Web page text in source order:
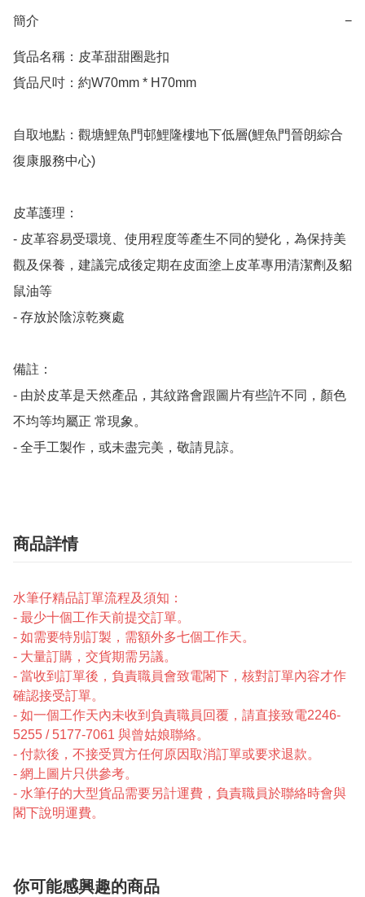
簡介 −
貨品名稱：皮革甜甜圈匙扣
貨品尺吋：約W70mm * H70mm
自取地點：觀塘鯉魚門邨鯉隆樓地下低層(鯉魚門晉朗綜合
復康服務中心)
皮革護理：
- 皮革容易受環境、使用程度等產生不同的變化，為保持美
觀及保養，建議完成後定期在皮面塗上皮革專用清潔劑及貂
鼠油等
- 存放於陰涼乾爽處
備註：
- 由於皮革是天然產品，其紋路會跟圖片有些許不同，顏色
不均等均屬正 常現象。
- 全手工製作，或未盡完美，敬請見諒。
商品詳情
水筆仔精品訂單流程及須知：
- 最少十個工作天前提交訂單。
- 如需要特別訂製，需額外多七個工作天。
- 大量訂購，交貨期需另議。
- 當收到訂單後，負責職員會致電閣下，核對訂單內容才作
確認接受訂單。
- 如一個工作天內未收到負責職員回覆，請直接致電2246-
5255 / 5177-7061 與曾姑娘聯絡。
- 付款後，不接受買方任何原因取消訂單或要求退款。
- 網上圖片只供參考。
- 水筆仔的大型貨品需要另計運費，負責職員於聯絡時會與
閣下說明運費。
你可能感興趣的商品